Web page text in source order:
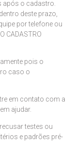
após o cadastro.
deste prazo,
por telefone ou
CADASTRO
pois o
caso o
em contato com a
ajudar.
testes ou
e padrões pré-